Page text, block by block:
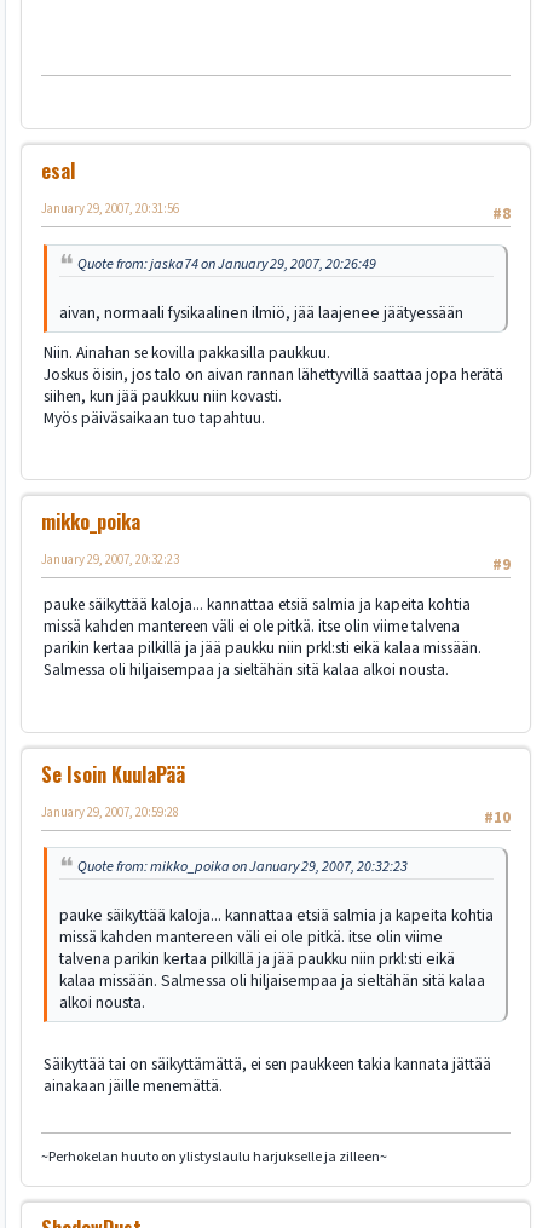
esal
#8
January 29, 2007, 20:31:56
Quote from: jaska74 on January 29, 2007, 20:26:49
aivan, normaali fysikaalinen ilmiö, jää laajenee jäätyessään
Niin. Ainahan se kovilla pakkasilla paukkuu.
Joskus öisin, jos talo on aivan rannan lähettyvillä saattaa jopa herätä
siihen, kun jää paukkuu niin kovasti.
Myös päiväsaikaan tuo tapahtuu.
mikko_poika
#9
January 29, 2007, 20:32:23
pauke säikyttää kaloja... kannattaa etsiä salmia ja kapeita kohtia
missä kahden mantereen väli ei ole pitkä. itse olin viime talvena
parikin kertaa pilkillä ja jää paukku niin prkl:sti eikä kalaa missään.
Salmessa oli hiljaisempaa ja sieltähän sitä kalaa alkoi nousta.
Se Isoin KuulaPää
#10
January 29, 2007, 20:59:28
Quote from: mikko_poika on January 29, 2007, 20:32:23
pauke säikyttää kaloja... kannattaa etsiä salmia ja kapeita kohtia
missä kahden mantereen väli ei ole pitkä. itse olin viime
talvena parikin kertaa pilkillä ja jää paukku niin prkl:sti eikä
kalaa missään. Salmessa oli hiljaisempaa ja sieltähän sitä kalaa
alkoi nousta.
Säikyttää tai on säikyttämättä, ei sen paukkeen takia kannata jättää
ainakaan jäille menemättä.
~Perhokelan huuto on ylistyslaulu harjukselle ja zilleen~